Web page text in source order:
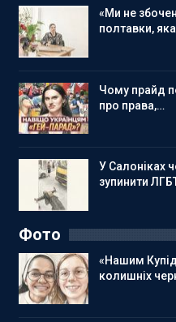
«Ми не
полтавки,
Чому прайд
про права,…
У Салоніках
зупинити
Фото
«Нашим
колишніх